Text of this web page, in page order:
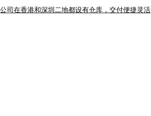
公司在香港和深圳二地都设有仓库，交付便捷灵活